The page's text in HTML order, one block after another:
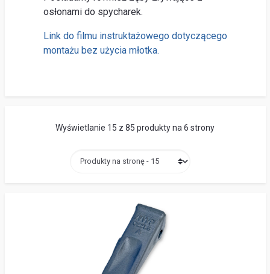
osłonami do spycharek.
Link do filmu instruktażowego dotyczącego
montażu bez użycia młotka.
Wyświetlanie 15 z 85 produkty na 6 strony